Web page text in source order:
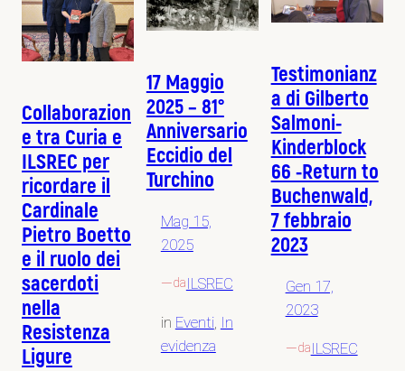
Collaborazion
e tra Curia e
ILSREC per
ricordare il
Cardinale
Pietro Boetto
e il ruolo dei
sacerdoti
nella
Resistenza
Ligure
17 Maggio
2025 – 81°
Anniversario
Eccidio del
Turchino
Mag 15,
2025
—daILSREC
in Eventi, In
evidenza
Testimonianz
a di Gilberto
Salmoni-
Kinderblock
66 -Return to
Buchenwald,
7 febbraio
2023
Gen 17,
2023
—daILSREC